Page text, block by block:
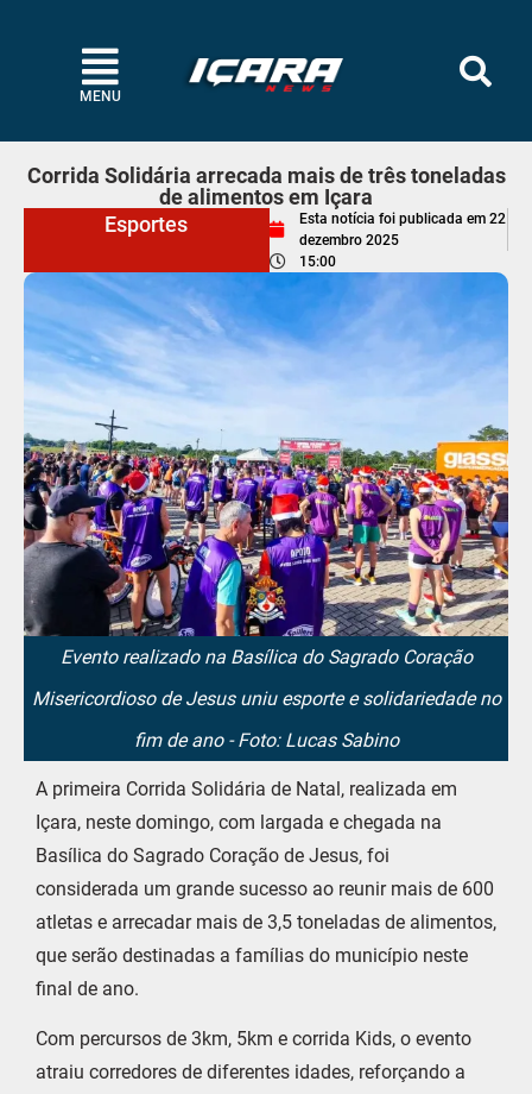
MENU
Corrida Solidária arrecada mais de três toneladas
de alimentos em Içara
Esportes
Esta notícia foi publicada em 22
dezembro 2025
15:00
Evento realizado na Basílica do Sagrado Coração
Misericordioso de Jesus uniu esporte e solidariedade no
fim de ano - Foto: Lucas Sabino
A primeira Corrida Solidária de Natal, realizada em
Içara, neste domingo, com largada e chegada na
Basílica do Sagrado Coração de Jesus, foi
considerada um grande sucesso ao reunir mais de 600
atletas e arrecadar mais de 3,5 toneladas de alimentos,
que serão destinadas a famílias do município neste
final de ano.
Com percursos de 3km, 5km e corrida Kids, o evento
atraiu corredores de diferentes idades, reforçando a